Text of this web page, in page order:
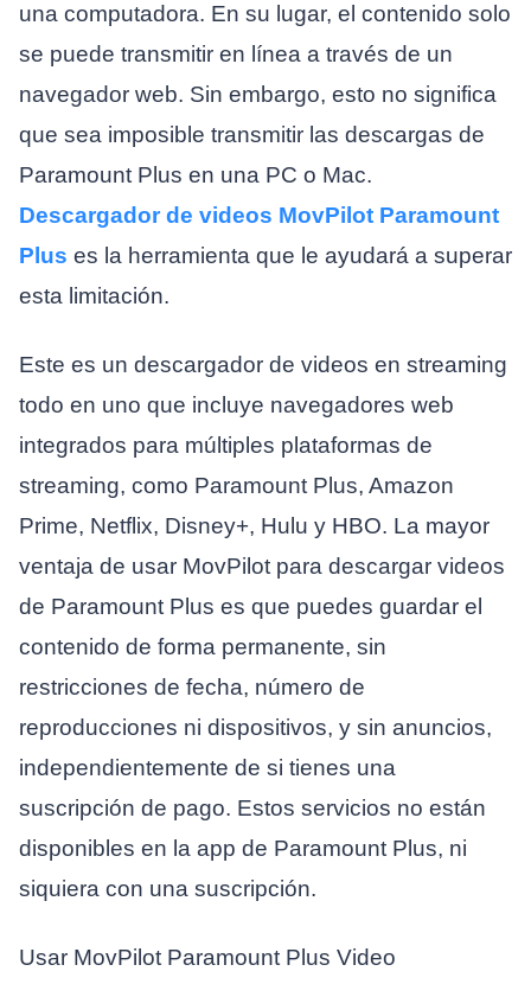
una computadora. En su lugar, el contenido solo
se puede transmitir en línea a través de un
navegador web. Sin embargo, esto no significa
que sea imposible transmitir las descargas de
Paramount Plus en una PC o Mac.
Descargador de videos MovPilot Paramount
Plus es la herramienta que le ayudará a superar
esta limitación.
Este es un descargador de videos en streaming
todo en uno que incluye navegadores web
integrados para múltiples plataformas de
streaming, como Paramount Plus, Amazon
Prime, Netflix, Disney+, Hulu y HBO. La mayor
ventaja de usar MovPilot para descargar videos
de Paramount Plus es que puedes guardar el
contenido de forma permanente, sin
restricciones de fecha, número de
reproducciones ni dispositivos, y sin anuncios,
independientemente de si tienes una
suscripción de pago. Estos servicios no están
disponibles en la app de Paramount Plus, ni
siquiera con una suscripción.
Usar MovPilot Paramount Plus Video